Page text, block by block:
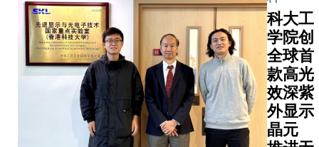
实现零温
室气体排
放，标志
着弹卡固
态制冷技
术在商业
化应用上
迈出关键
科大工
学院创
全球首
款高光
效深紫
外显示
晶元